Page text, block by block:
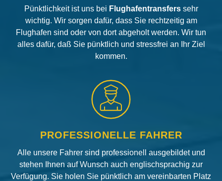
Pünktlichkeit ist uns bei Flughafentransfers sehr
wichtig. Wir sorgen dafür, dass Sie rechtzeitig am
Flughafen sind oder von dort abgeholt werden. Wir tun
alles dafür, daß Sie pünktlich und stressfrei an Ihr Ziel
kommen.
PROFESSIONELLE FAHRER
Alle unsere Fahrer sind professionell ausgebildet und
stehen Ihnen auf Wunsch auch englischsprachig zur
Verfügung. Sie holen Sie pünktlich am vereinbarten Platz